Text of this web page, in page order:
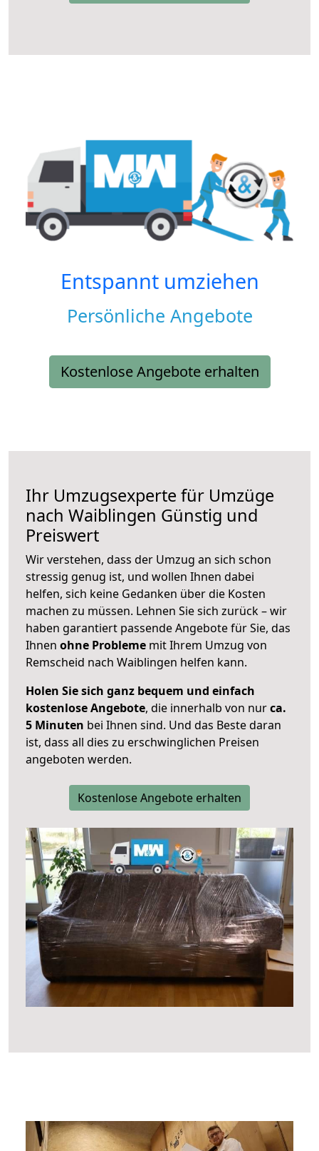
Entspannt umziehen
Persönliche Angebote
Kostenlose Angebote erhalten
Ihr Umzugsexperte für Umzüge
nach Waiblingen Günstig und
Preiswert
Wir verstehen, dass der Umzug an sich schon
stressig genug ist, und wollen Ihnen dabei
helfen, sich keine Gedanken über die Kosten
machen zu müssen. Lehnen Sie sich zurück – wir
haben garantiert passende Angebote für Sie, das
Ihnen ohne Probleme mit Ihrem Umzug von
Remscheid nach Waiblingen helfen kann.
Holen Sie sich ganz bequem und einfach
kostenlose Angebote, die innerhalb von nurca.
5 Minuten bei Ihnen sind. Und das Beste daran
ist, dass all dies zu erschwinglichen Preisen
angeboten werden.
Kostenlose Angebote erhalten